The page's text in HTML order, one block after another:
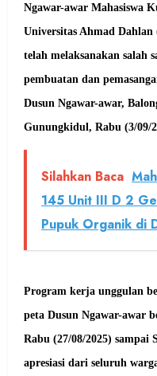
Ngawar-awar Mahasiswa
Universitas Ahmad
telah melaksanakan salah
pembuatan dan
Dusun Ngawar-awar,
Gunungkidul, Rabu (3/09/
Silahkan Baca
145 Unit III D 2
Pupuk Organik di
Program kerja unggulan
peta Dusun Ngawar-awar
Rabu (27/08/2025) sampai
apresiasi dari seluruh